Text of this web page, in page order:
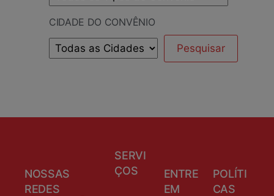
CIDADE DO CONVÊNIO
NOSSAS
REDES
SERVI
ÇOS
ENTRE
EM
POLÍTI
CAS